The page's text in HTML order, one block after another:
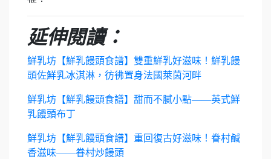
延伸閱讀：
鮮乳坊【鮮乳饅頭食譜】雙重鮮乳好滋味！鮮乳饅
頭佐鮮乳冰淇淋，彷彿置身法國萊茵河畔​
鮮乳坊【鮮乳饅頭食譜】甜而不膩小點——英式鮮
乳饅頭布丁
鮮乳坊【鮮乳饅頭食譜】重回復古好滋味！眷村鹹
香滋味——眷村炒饅頭